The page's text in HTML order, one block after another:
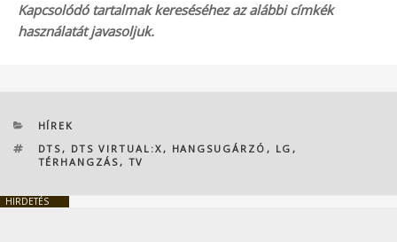
Kapcsolódó tartalmak kereséséhez az alábbi címkék
használatát javasoljuk.
KATEGÓRIÁK
HÍREK
CÍMKÉK
DTS , DTS VIRTUAL:X , HANGSUGÁRZÓ , LG ,
TÉRHANGZÁS , TV
HIRDETÉS